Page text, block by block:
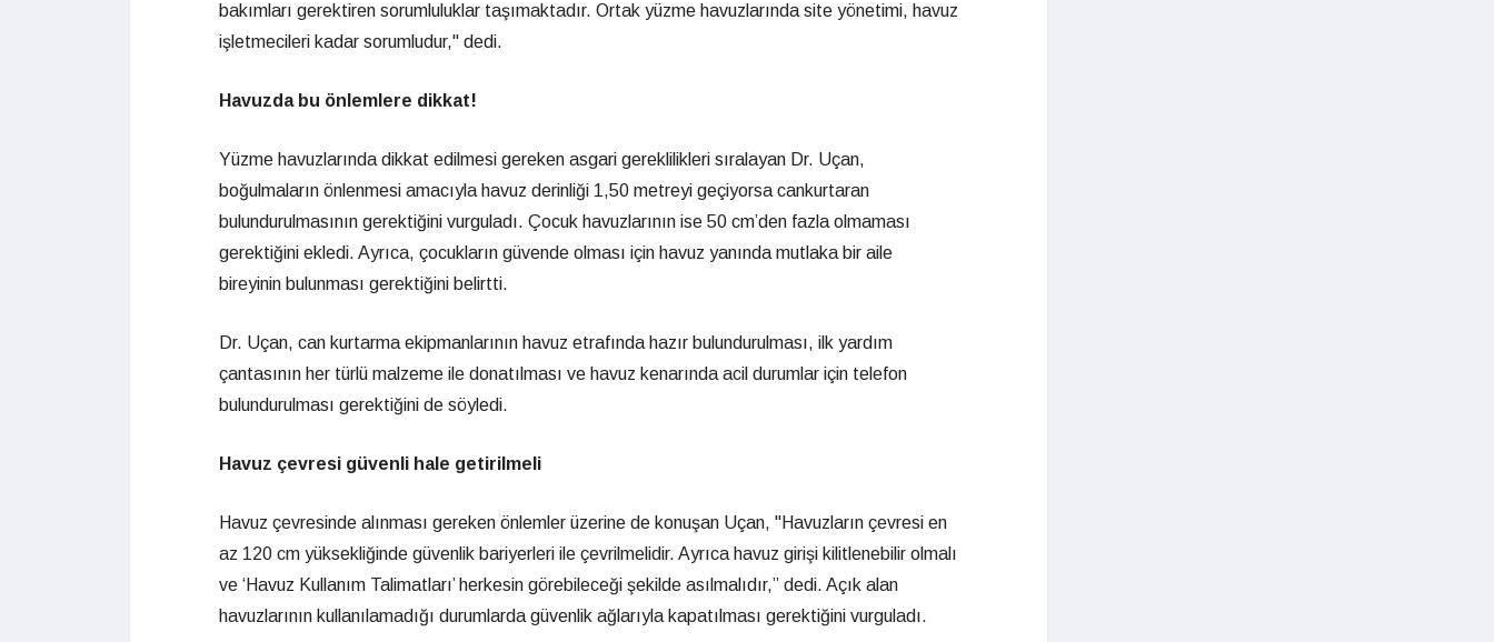
bakımları gerektiren sorumluluklar taşımaktadır. Ortak yüzme havuzlarında site yönetimi, havuz
işletmecileri kadar sorumludur," dedi.
Havuzda bu önlemlere dikkat!
Yüzme havuzlarında dikkat edilmesi gereken asgari gereklilikleri sıralayan Dr. Uçan,
boğulmaların önlenmesi amacıyla havuz derinliği 1,50 metreyi geçiyorsa cankurtaran
bulundurulmasının gerektiğini vurguladı. Çocuk havuzlarının ise 50 cm’den fazla olmaması
gerektiğini ekledi. Ayrıca, çocukların güvende olması için havuz yanında mutlaka bir aile
bireyinin bulunması gerektiğini belirtti.
Dr. Uçan, can kurtarma ekipmanlarının havuz etrafında hazır bulundurulması, ilk yardım
çantasının her türlü malzeme ile donatılması ve havuz kenarında acil durumlar için telefon
bulundurulması gerektiğini de söyledi.
Havuz çevresi güvenli hale getirilmeli
Havuz çevresinde alınması gereken önlemler üzerine de konuşan Uçan, "Havuzların çevresi en
az 120 cm yüksekliğinde güvenlik bariyerleri ile çevrilmelidir. Ayrıca havuz girişi kilitlenebilir olmalı
ve ‘Havuz Kullanım Talimatları’ herkesin görebileceği şekilde asılmalıdır,” dedi. Açık alan
havuzlarının kullanılamadığı durumlarda güvenlik ağlarıyla kapatılması gerektiğini vurguladı.